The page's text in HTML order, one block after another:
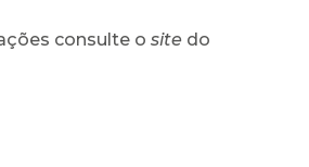
consulte o site do